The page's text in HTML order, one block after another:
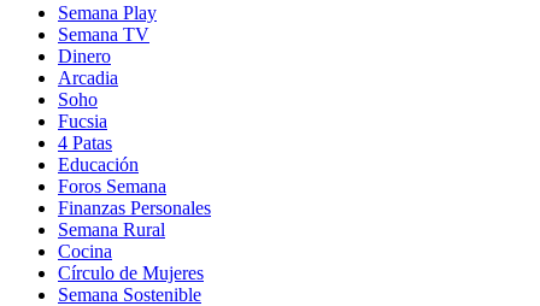
Semana Play
Semana TV
Dinero
Arcadia
Soho
in
new
window
Fucsia
in
new
window
4 Patas
Educación
Foros Semana
Finanzas Personales
Semana Rural
Cocina
Círculo de Mujeres
Semana Sostenible